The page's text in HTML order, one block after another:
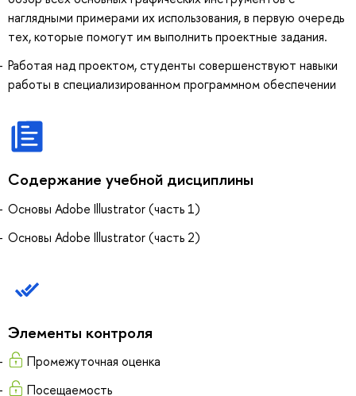
наглядными примерами их использования, в первую очередь
тех, которые помогут им выполнить проектные задания.
Работая над проектом, студенты совершенствуют навыки
работы в специализированном программном обеспечении
Содержание учебной дисциплины
Основы Adobe Illustrator (часть 1)
Основы Adobe Illustrator (часть 2)
Элементы контроля
Промежуточная оценка
Посещаемость